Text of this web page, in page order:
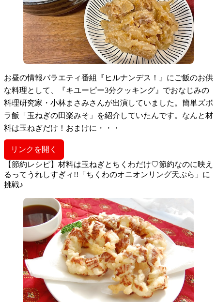
お昼の情報バラエティ番組『ヒルナンデス！』にご飯のお供
な料理として、『キユーピー3分クッキング』でおなじみの
料理研究家・小林まさみさんが出演していました。簡単ズボ
ラ飯「玉ねぎの田楽みそ」を紹介していたんです。なんと材
料は玉ねぎだけ！おまけに・・・
リンクを開く
【節約レシピ】材料は玉ねぎとちくわだけ♡節約なのに映え
るってうれしすぎィ!!「ちくわのオニオンリング天ぷら」に
挑戦♪